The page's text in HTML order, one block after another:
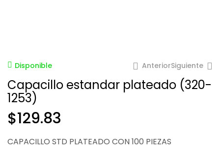
Disponible Anterior
$86.76
Siguiente
$691.63
Capacillo estandar plateado (320-
1253)
$129.83
CAPACILLO STD PLATEADO CON 100 PIEZAS